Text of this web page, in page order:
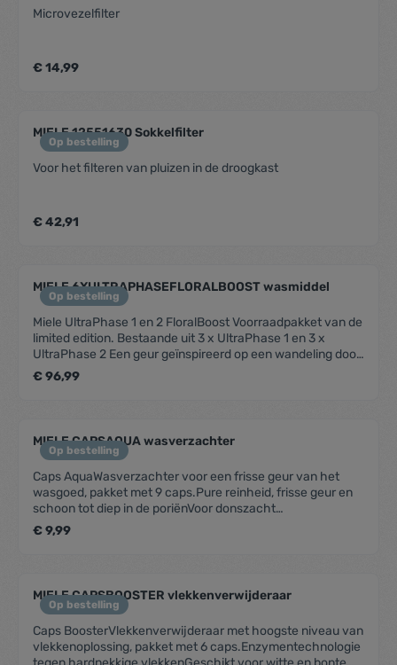
Microvezelfilter
€ 14,99
Op bestelling
MIELE 12551630 Sokkelfilter
Voor het filteren van pluizen in de droogkast
€ 42,91
Op bestelling
MIELE 6XULTRAPHASEFLORALBOOST wasmiddel
Miele UltraPhase 1 en 2 FloralBoost Voorraadpakket van de
limited edition. Bestaande uit 3 x UltraPhase 1 en 3 x
UltraPhase 2 Een geur geïnspireerd op een wandeling door
een bloemenveldVoor heldere kleuren en stralend witte
wasOdorFresh: intensieve reiniging van zweet en
TwinDos
€ 96,99
Op bestelling
MIELE CAPSAQUA wasverzachter
Caps AquaWasverzachter voor een frisse geur van het
wasgoed, pakket met 9 caps.Pure reinheid, frisse geur en
schoon tot diep in de poriënVoor donszacht
wasgoedVoorkomt dat kleding zich elektrostatisch
oplaadtPerfect vooraf gedoseerd en eenvoudig in
€ 9,99
Op bestelling
MIELE CAPSBOOSTER vlekkenverwijderaar
Caps BoosterVlekkenverwijderaar met hoogste niveau van
vlekkenoplossing, pakket met 6 caps.Enzymentechnologie